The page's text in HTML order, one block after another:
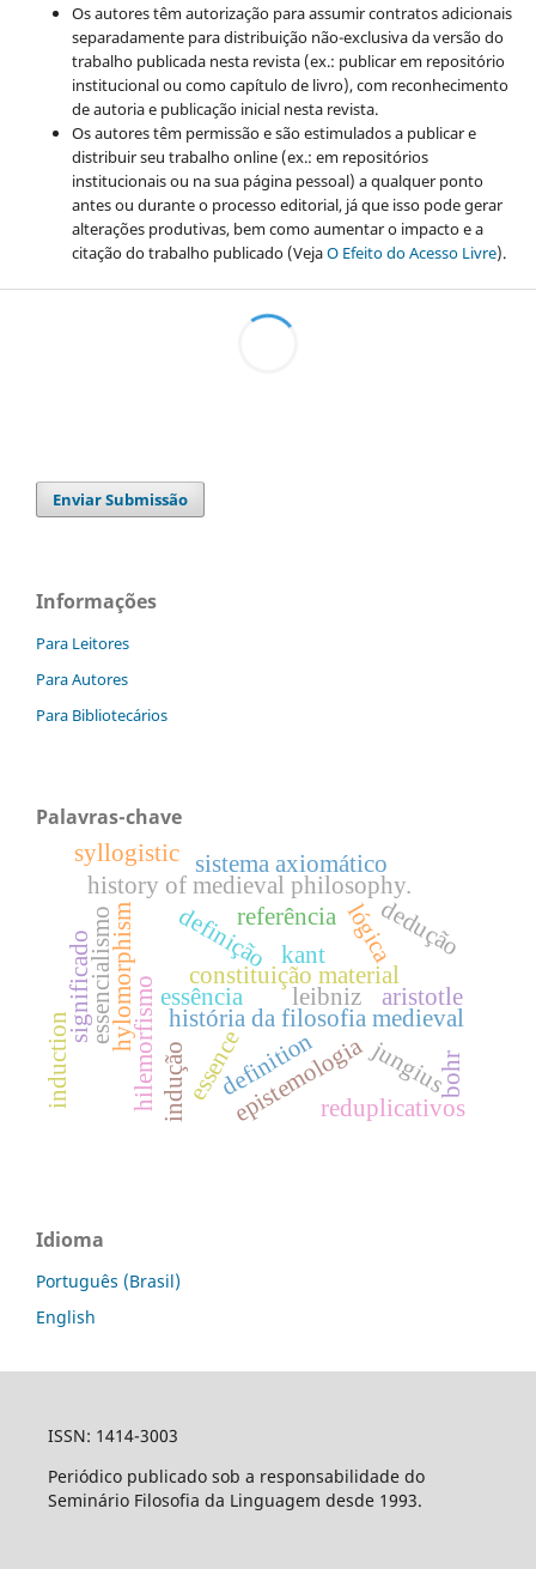
Os autores têm autorização para assumir contratos adicionais
separadamente para distribuição não-exclusiva da versão do
trabalho publicada nesta revista (ex.: publicar em repositório
institucional ou como capítulo de livro), com reconhecimento
de autoria e publicação inicial nesta revista.
Os autores têm permissão e são estimulados a publicar e
distribuir seu trabalho online (ex.: em repositórios
institucionais ou na sua página pessoal) a qualquer ponto
antes ou durante o processo editorial, já que isso pode gerar
alterações produtivas, bem como aumentar o impacto e a
citação do trabalho publicado (VejaO Efeito do Acesso Livre).
Enviar Submissão
Informações
Para Leitores
Para Autores
Para Bibliotecários
Palavras-chave
hilemorfismo essência
definição
constituição material
história da filosofia medieval
hylomorphism
essencedefinition
history of medieval philosophy.
epistemologia
kant
leibniz
lógica
jungius
reduplicativos
essencialismo referência
significado
dedução
sistema axiomático
aristotle
syllogistic
indução
induction bohr
Idioma
Português (Brasil)
English
ISSN: 1414-3003
Periódico publicado sob a responsabilidade do
Seminário Filosofia da Linguagem desde 1993.